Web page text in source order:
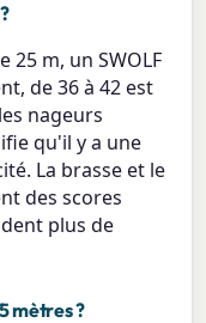
25 m, un SWOLF
de 36 à 42 est
nageurs
qu'il y a une
La brasse et le
des scores
plus de
mètres ?